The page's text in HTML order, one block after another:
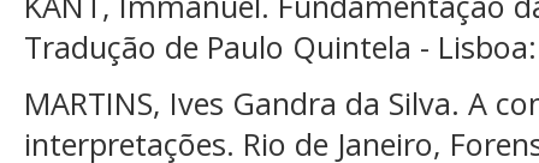
Tradução de Paulo Quintela -
MARTINS, Ives Gandra da Silva. A
interpretações. Rio de Janeiro,